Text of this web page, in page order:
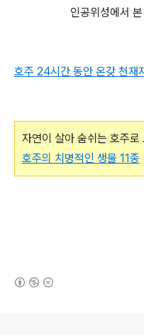
인공위성에서
호주 24시간 동안 온갖 천재
자연이 살아 숨쉬는 호주로
호주의 치명적인 생물 11종